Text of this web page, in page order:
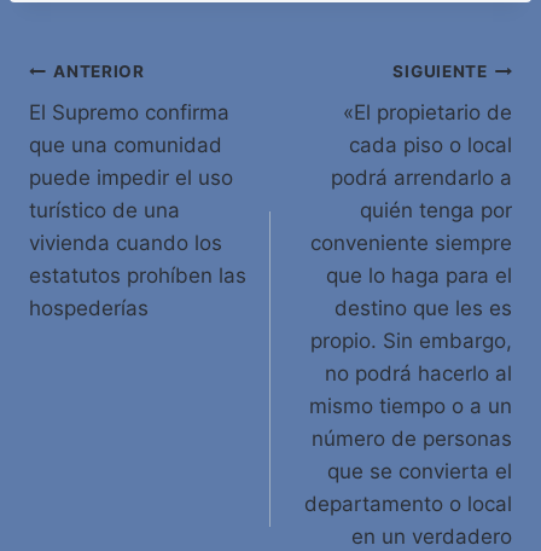
Navegación
de
entradas
ANTERIOR
El Supremo confirma
que una comunidad
puede impedir el uso
turístico de una
vivienda cuando los
estatutos prohíben las
hospederías
SIGUIENTE
«El propietario de
cada piso o local
podrá arrendarlo a
quién tenga por
conveniente siempre
que lo haga para el
destino que les es
propio. Sin embargo,
no podrá hacerlo al
mismo tiempo o a un
número de personas
que se convierta el
departamento o local
en un verdadero